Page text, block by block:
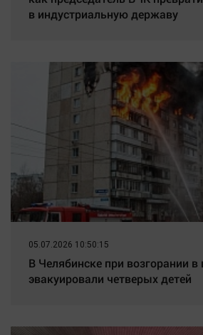
в индустриальную державу
05.07.2026 10:50:15
В Челябинске при возгорании в
эвакуировали четверых детей